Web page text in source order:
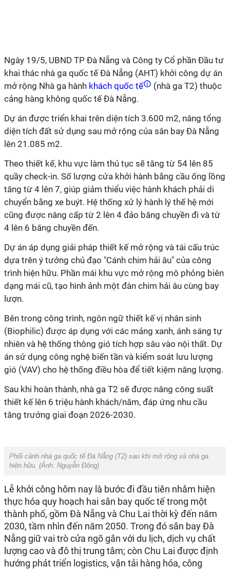
Ngày 19/5, UBND TP Đà Nẵng và Công ty Cổ phần Đầu tư
khai thác nhà ga quốc tế Đà Nẵng (AHT) khởi công dự án
mở rộng Nhà ga hành khách quốc tế
(nhà ga T2) thuộc
cảng hàng không quốc tế Đà Nẵng.
Dự án được triển khai trên diện tích 3.600 m2, nâng tổng
diện tích đất sử dụng sau mở rộng của sân bay Đà Nẵng
lên 21.085 m2.
Theo thiết kế, khu vực làm thủ tục sẽ tăng từ 54 lên 85
quầy check-in. Số lượng cửa khởi hành bằng cầu ống lồng
tăng từ 4 lên 7, giúp giảm thiểu việc hành khách phải di
chuyển bằng xe buýt. Hệ thống xử lý hành lý thế hệ mới
cũng được nâng cấp từ 2 lên 4 đảo băng chuyền đi và từ
4 lên 6 băng chuyền đến.
Dự án áp dụng giải pháp thiết kế mở rộng và tái cấu trúc
dựa trên ý tưởng chủ đạo "Cánh chim hải âu" của công
trình hiện hữu. Phần mái khu vực mở rộng mô phỏng biên
dạng mái cũ, tạo hình ảnh một đàn chim hải âu cùng bay
lượn.
Bên trong công trình, ngôn ngữ thiết kế vị nhân sinh
(Biophilic) được áp dụng với các mảng xanh, ánh sáng tự
nhiên và hệ thống thông gió tích hợp sâu vào nội thất. Dự
án sử dụng công nghệ biến tần và kiểm soát lưu lượng
gió (VAV) cho hệ thống điều hòa để tiết kiệm năng lượng.
Sau khi hoàn thành, nhà ga T2 sẽ được nâng công suất
thiết kế lên 6 triệu hành khách/năm, đáp ứng nhu cầu
tăng trưởng giai đoạn 2026-2030.
Phối cảnh nhà ga quốc tế Đà Nẵng (T2) sau khi mở rộng và nhà ga
hiện hữu. (Ảnh: Nguyễn Đông)
Lễ khởi công hôm nay là bước đi đầu tiên nhằm hiện
thực hóa quy hoạch hai sân bay quốc tế trong một
thành phố, gồm Đà Nẵng và Chu Lai thời kỳ đến năm
2030, tầm nhìn đến năm 2050. Trong đó sân bay Đà
Nẵng giữ vai trò cửa ngõ gắn với du lịch, dịch vụ chất
lượng cao và đô thị trung tâm; còn Chu Lai được định
hướng phát triển logistics, vận tải hàng hóa, công